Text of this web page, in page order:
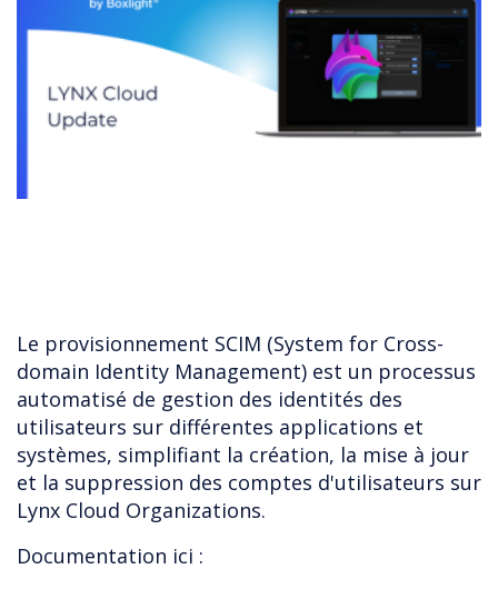
Le provisionnement SCIM (System for Cross-
domain Identity Management) est un processus
automatisé de gestion des identités des
utilisateurs sur différentes applications et
systèmes, simplifiant la création, la mise à jour
et la suppression des comptes d'utilisateurs sur
Lynx Cloud Organizations.
Documentation ici :